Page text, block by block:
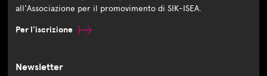
all'Associazione per il promovimento di SIK-ISEA.
Per l'iscrizione
Newsletter